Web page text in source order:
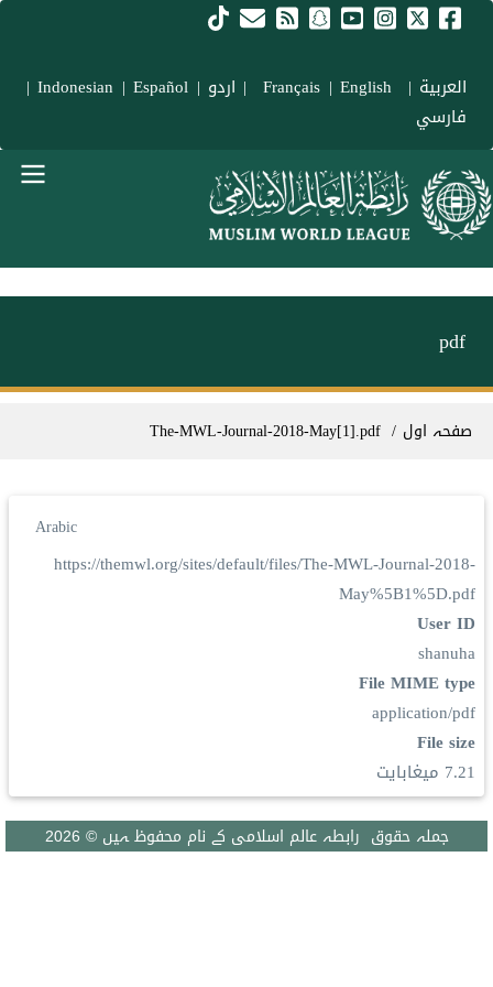
Skip to main content
العربية |
Français
| English
| اردو |
Indonesian |Español
|
فارسي
pdf
Breadcrumb
صفحہ اول The-MWL-Journal-2018-May[1].pdf
Arabic
https://themwl.org/sites/default/files/The-MWL-Journal-2018-
May%5B1%5D.pdf
User ID
shanuha
File MIME type
application/pdf
File size
7.21 ميغابايت
جملہ حقوق رابطہ عالم اسلامی کے نام محفوظ ہیں © 2026